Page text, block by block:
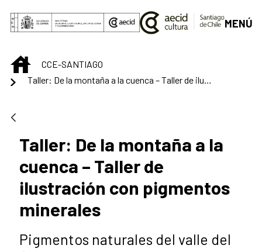
Saltar al contenido principal
MENÚ
INICIOCCE-SANTIAGO
Taller: De la montaña a la
cuenca – Taller de
ilustración con pigmentos
minerales
Pigmentos naturales del valle del